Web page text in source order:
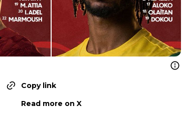
Copy link
Read more on X